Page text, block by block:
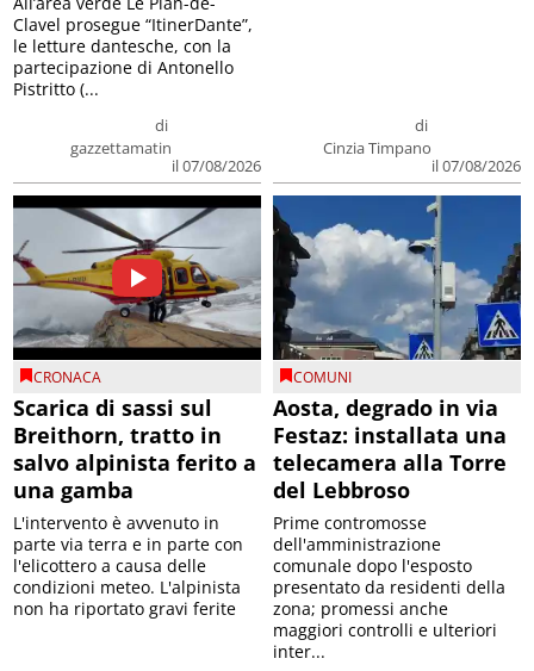
di
gazzettamatin
il 07/08/2026
Clavel prosegue “ItinerDante”,
le letture dantesche, con la
partecipazione di Antonello
Pistritto (...
di
Cinzia Timpano
il 07/08/2026
CRONACA
Scarica di sassi sul
Breithorn, tratto in
salvo alpinista ferito a
una gamba
L'intervento è avvenuto in
parte via terra e in parte con
l'elicottero a causa delle
condizioni meteo. L'alpinista
non ha riportato gravi ferite
COMUNI
Aosta, degrado in via
Festaz: installata una
telecamera alla Torre
del Lebbroso
Prime contromosse
dell'amministrazione
comunale dopo l'esposto
presentato da residenti della
zona; promessi anche
maggiori controlli e ulteriori
inter...